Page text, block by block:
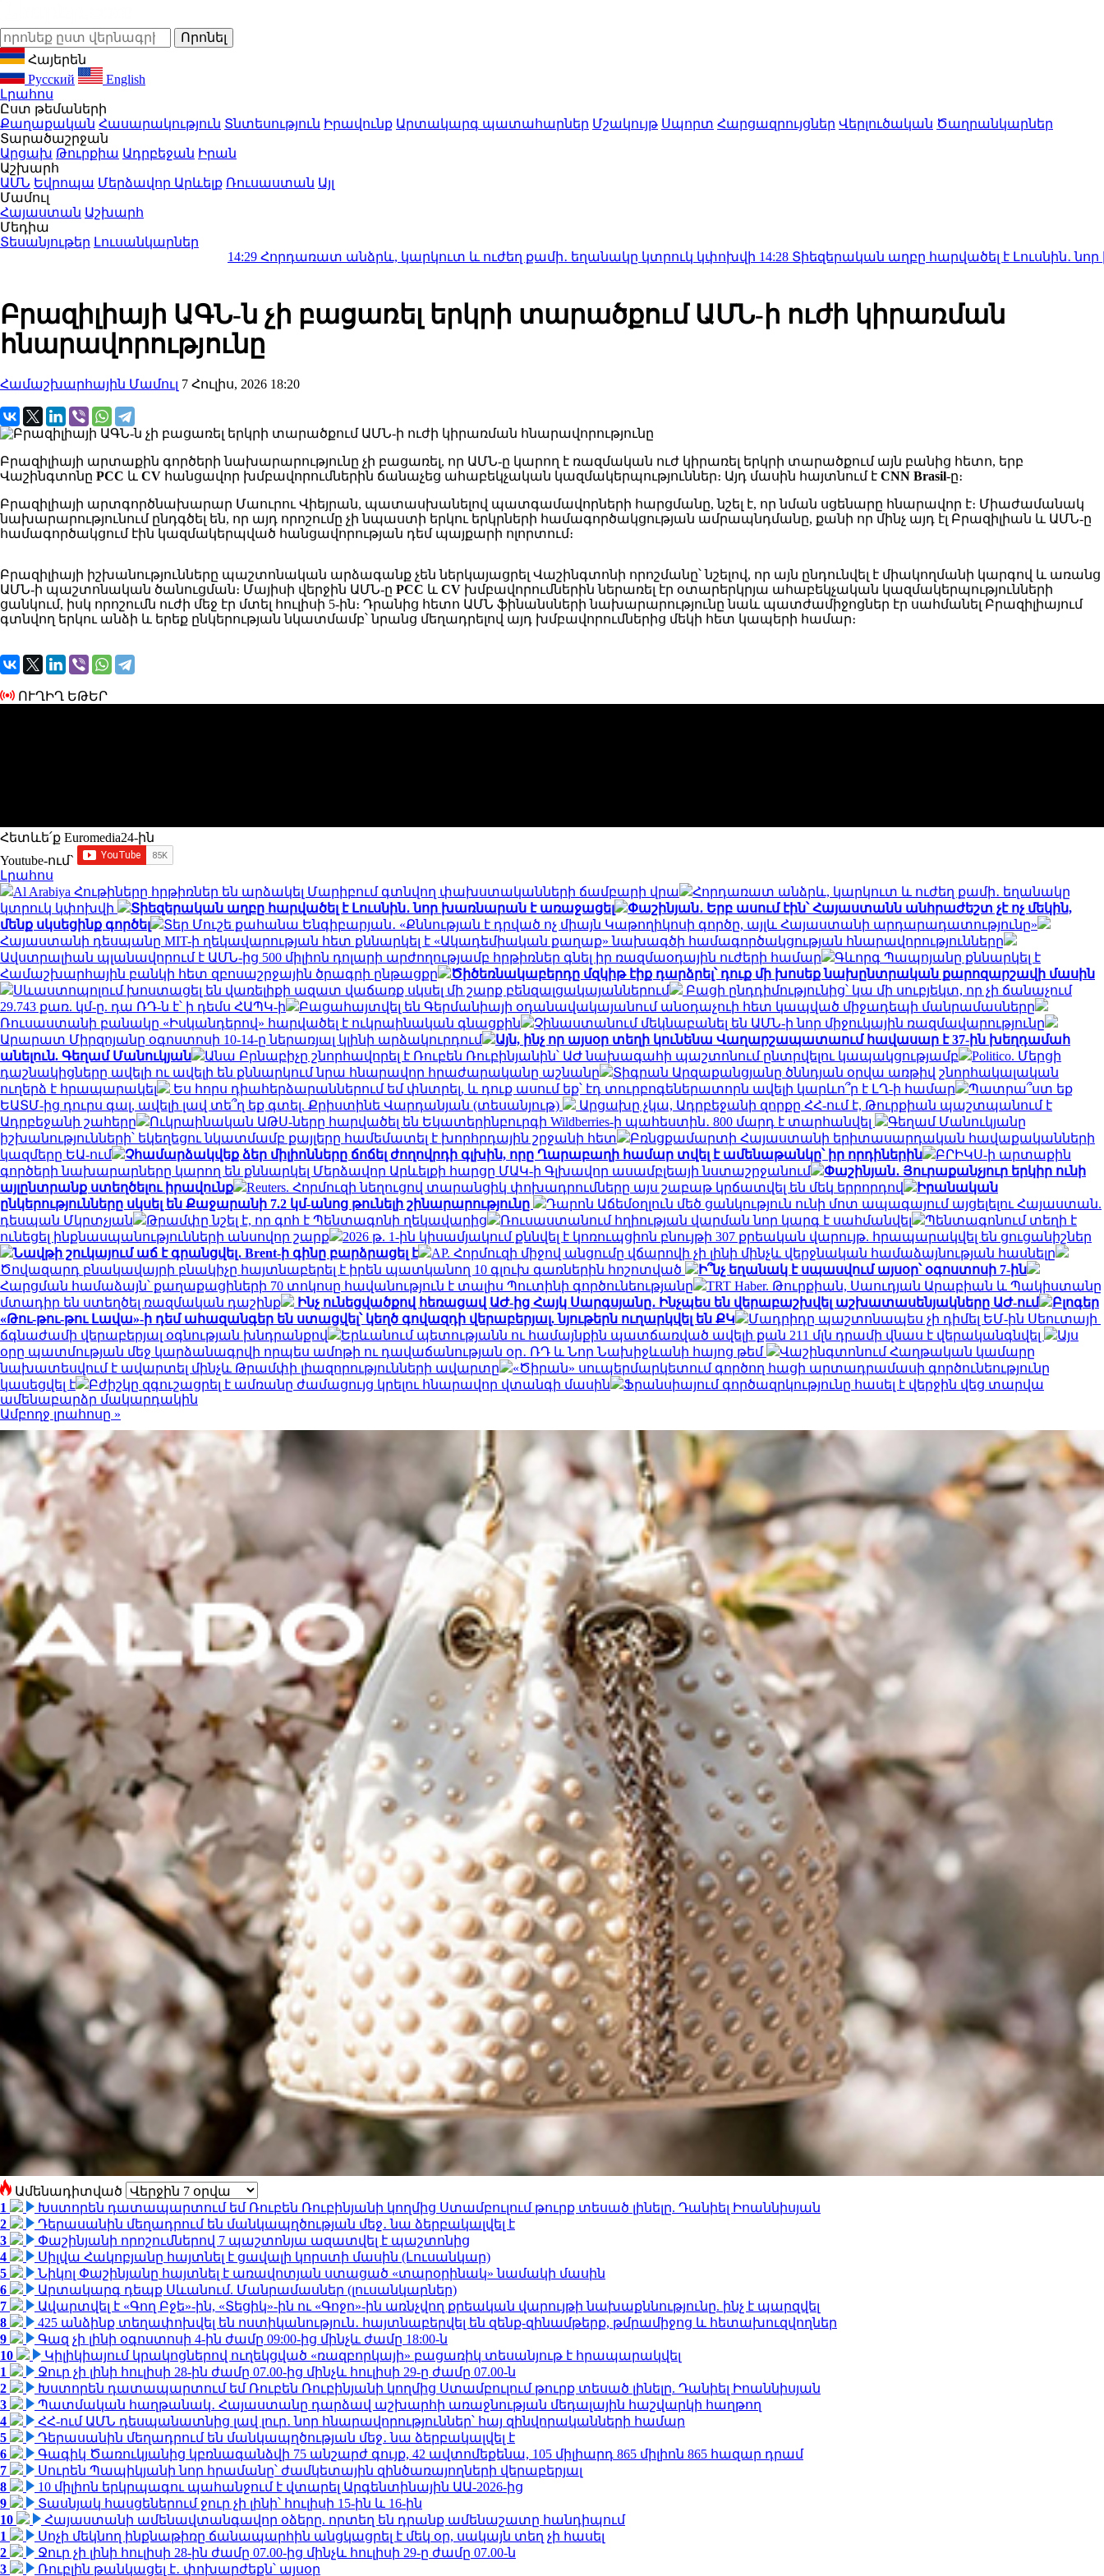
Հայերեն
Русский
English
Լրահոս
Ըստ թեմաների
Քաղաքական Հասարակություն Տնտեսություն Իրավունք Արտակարգ պատահարներ Մշակույթ Սպորտ Հարցազրույցներ Վերլուծական Ծաղրանկարներ
Տարածաշրջան
Արցախ Թուրքիա Ադրբեջան Իրան
Աշխարհ
ԱՄՆ Եվրոպա Մերձավոր Արևելք Ռուսաստան Այլ
Մամուլ
Հայաստան Աշխարհ
Մեդիա
Տեսանյութեր Լուսանկարներ
Հորդառատ անձրև, կարկուտ և ուժեղ քամի․ եղանակը կտրուկ կփոխվի14:28Տիեզերական աղբը հարվածել է Լուսնին․ նոր
Բրազիլիայի ԱԳՆ-ն չի բացառել երկրի տարածքում ԱՄՆ-ի ուժի կիրառման
հնարավորությունը
Համաշխարհային Մամուլ 7 Հուլիս, 2026 18:20
Բրազիլիայի արտաքին գործերի նախարարությունը չի բացառել, որ ԱՄՆ-ը կարող է ռազմական ուժ կիրառել երկրի տարածքում այն բանից հետո, երբ
Վաշինգտոնը PCC և CV հանցավոր խմբավորումներին ճանաչեց ահաբեկչական կազմակերպություններ։ Այդ մասին հայտնում է CNN Brasil-ը։
Բրազիլիայի արտգործնախարար Մաուրու Վիեյրան, պատասխանելով պատգամավորների հարցմանը, նշել է, որ նման սցենարը հնարավոր է։ Միաժամանակ
նախարարությունում ընդգծել են, որ այդ որոշումը չի նպաստի երկու երկրների համագործակցության ամրապնդմանը, քանի որ մինչ այդ էլ Բրազիլիան և ԱՄՆ-ը
համագործակցում էին կազմակերպված հանցավորության դեմ պայքարի ոլորտում։
Բրազիլիայի իշխանությունները պաշտոնական արձագանք չեն ներկայացրել Վաշինգտոնի որոշմանը՝ նշելով, որ այն ընդունվել է միակողմանի կարգով և առանց
ԱՄՆ-ի պաշտոնական ծանուցման։ Մայիսի վերջին ԱՄՆ-ը PCC և CV խմբավորումներին ներառել էր օտարերկրյա ահաբեկչական կազմակերպությունների
ցանկում, իսկ որոշումն ուժի մեջ էր մտել հուլիսի 5-ին։ Դրանից հետո ԱՄՆ ֆինանսների նախարարությունը նաև պատժամիջոցներ էր սահմանել Բրազիլիայում
գտնվող երկու անձի և երեք ընկերության նկատմամբ՝ նրանց մեղադրելով այդ խմբավորումներից մեկի հետ կապերի համար։
ՈՒՂԻՂ ԵԹԵՐ
Հետևե՛ք Euromedia24-ին
Youtube-ում`
Լրահոս
Al Arabiya Հութիները հրթիռներ են արձակել Մարիբում գտնվող փախստականների ճամբարի վրա
Հորդառատ անձրև, կարկուտ և ուժեղ քամի․ եղանակը
կտրուկ կփոխվի
Տիեզերական աղբը հարվածել է Լուսնին․ նոր խառնարան է առաջացել
Փաշինյան․ Երբ ասում էին՝ Հայաստանն անհրաժեշտ չէ ոչ մեկին,
մենք սկսեցինք գործել
Տեր Մուշե քահանա Ենգիբարյան․ «Քննության է դրված ոչ միայն Կաթողիկոսի գործը, այլև Հայաստանի արդարադատությունը»
Հայաստանի դեսպանը MIT-ի ղեկավարության հետ քննարկել է «Ակադեմիական քաղաք» նախագծի համագործակցության հնարավորությունները
Ավստրալիան պլանավորում է ԱՄՆ-ից 500 միլիոն դոլարի արժողությամբ հրթիռներ գնել իր ռազմաօդային ուժերի համար
Գևորգ Պապոյանը քննարկել է
Համաշխարհային բանկի հետ զբոսաշրջային ծրագրի ընթացքը
Ծիծեռնակաբերդը մզկիթ էիք դարձրել՝ դուք մի խոսեք նախընտրական քարոզարշավի մասին
Սևաստոպոլում խոստացել են վառելիքի ազատ վաճառք սկսել մի շարք բենզալցակայաններում
Բացի ընդդիմությունից՝ կա մի սուբյեկտ, որ չի ճանաչում
29.743 քառ. կմ-ը. դա ՌԴ-ն է՝ ի դեմս ՀԱՊԿ-ի
Բացահայտվել են Գերմանիայի օդանավակայանում անօդաչուի հետ կապված միջադեպի մանրամասները
Ռուսաստանի բանակը «Իսկանդերով» հարվածել է ուկրաինական գնացքին
Չինաստանում մեկնաբանել են ԱՄՆ-ի նոր միջուկային ռազմավարությունը
Արարատ Միրզոյանը օգոստոսի 10-14-ը ներառյալ կլինի արձակուրդում
Այն, ինչ որ այսօր տեղի կունենա Վաղարշապատաում հավասար է 37-ին խեղդամահ
անելուն. Գեղամ Մանուկյան
Անա Բրնաբիչը շնորհավորել է Ռուբեն Ռուբինյանին՝ ԱԺ նախագահի պաշտոնում ընտրվելու կապակցությամբ
Politico. Մերցի
դաշնակիցները ավելի ու ավելի են քննարկում նրա հնարավոր հրաժարականը աշնանը
Տիգրան Արզաքանցյանը ծննդյան օրվա առթիվ շնորհակալական
ուղերձ է հրապարակել
Ես հորս դիահերձարաններում եմ փնտրել, և դուք ասում եք՝ էդ տուրբոգեներատորն ավելի կարևո՞ր է ԼՂ-ի համար
Պատրա՞ստ եք
ԵԱՏՄ-ից դուրս գալ, ավելի լավ տե՞ղ եք գտել. Քրիստինե Վարդանյան (տեսանյութ)
Արցախը չկա, Ադրբեջանի զորքը ՀՀ-ում է, Թուրքիան պաշտպանում է
Ադրբեջանի շահերը
Ուկրաինական ԱԹՍ-ները հարվածել են Եկատերինբուրգի Wildberries-ի պահեստին․ 800 մարդ է տարհանվել
Գեղամ Մանուկյանը
իշխանությունների՝ եկեղեցու նկատմամբ քայլերը համեմատել է խորհրդային շրջանի հետ
Բռնցքամարտի Հայաստանի երիտասարդական հավաքականների
կազմերը ԵԱ-ում
Չհամարձակվեք ձեր միլիոնները ճոճել ժողովրդի գլխին, որը Ղարաբաղի համար տվել է ամենաթանկը՝ իր որդիներին
ԲՐԻԿՍ-ի արտաքին
գործերի նախարարները կարող են քննարկել Մերձավոր Արևելքի հարցը ՄԱԿ-ի Գլխավոր ասամբլեայի նստաշրջանում
Փաշինյան․ Յուրաքանչյուր երկիր ունի
այլընտրանք ստեղծելու իրավունք
Reuters. Հորմուզի նեղուցով տարանցիկ փոխադրումները այս շաբաթ կրճատվել են մեկ երրորդով
Իրանական
ընկերությունները սկսել են Քաջարանի 7.2 կմ-անոց թունելի շինարարությունը
Դարոն Աճեմօղլուն մեծ ցանկություն ունի մոտ ապագայում այցելելու Հայաստան.
դեսպան Մկրտչյան
Թրամփը նշել է, որ գոհ է Պենտագոնի ղեկավարից Ռուսաստանում հղիության վարման նոր կարգ է սահմանվել
Պենտագոնում տեղի է
ունեցել ինքնասպանությունների անսովոր շարք
2026 թ. 1-ին կիսամյակում քննվել է կոռուպցիոն բնույթի 307 քրեական վարույթ. հրապարակվել են ցուցանիշներ
Նավթի շուկայում աճ է գրանցվել․ Brent-ի գինը բարձրացել է
AP. Հորմուզի միջով անցումը վճարովի չի լինի մինչև վերջնական համաձայնության հասնելը
Ծովազարդ բնակավայրի բնակիչը հայտնաբերել է իրեն պատկանող 10 գլուխ գառներին հոշոտված
Ի՞նչ եղանակ է սպասվում այսօր՝ օգոստոսի 7-ին
Հարցման համաձայն՝ քաղաքացիների 70 տոկոսը հավանություն է տալիս Պուտինի գործունեությանը
TRT Haber. Թուրքիան, Սաուդյան Արաբիան և Պակիստանը
մտադիր են ստեղծել ռազմական դաշինք
Ինչ ունեցվածքով հեռացավ ԱԺ-ից Հայկ Սարգսյանը․ Ինչպես են վերաբաշխվել աշխատասենյակները ԱԺ-ում
Բլոգեր
«Թու-թու-թու Լավա»-ի դեմ ահազանգեր են ստացվել՝ կեղծ գովազդի վերաբերյալ. նյութերն ուղարկվել են ՔԿ
Մադրիդը պաշտոնապես չի դիմել ԵՄ-ին Սեուտայի ​​
ճգնաժամի վերաբերյալ օգնության խնդրանքով
Երևանում պետությանն ու համայնքին պատճառված ավելի քան 211 մլն դրամի վնաս է վերականգնվել
Այս
օրը պատմության մեջ կարձանագրվի որպես ամոթի ու դավաճանության օր․ ՌԴ և Նոր Նախիջևանի հայոց թեմ
Վաշինգտոնում Հաղթական կամարը
նախատեսվում է ավարտել մինչև Թրամփի լիազորությունների ավարտը
«Ծիրան» սուպերմարկետում գործող հացի արտադրամասի գործունեությունը
կասեցվել է
Բժիշկը զգուշացրել է ամռանը ժամացույց կրելու հնարավոր վտանգի մասին
Ֆրանսիայում գործազրկությունը հասել է վերջին վեց տարվա
ամենաբարձր մակարդակին
Ամբողջ լրահոսը »
Ամենադիտված
1
Խստորեն դատապարտում եմ Ռուբեն Ռուբինյանի կողմից Ստամբուլում թուրք տեսած լինելը. Դանիել Իոաննիսյան
2
Դերասանին մեղադրում են մանկապղծության մեջ․ նա ձերբակալվել է
3
Փաշինյանի որոշումներով 7 պաշտոնյա ազատվել է պաշտոնից
4
Սիլվա Հակոբյանը հայտնել է ցավալի կորստի մասին (Լուսանկար)
5
Նիկոլ Փաշինյանը հայտնել է առավոտյան ստացած «տարօրինակ» նամակի մասին
6
Արտակարգ դեպք Սևանում. Մանրամասներ (լուսանկարներ)
7
Ավարտվել է «Գող Բջե»-ին, «Տեցիկ»-ին ու «Գոջո»-ին առնչվող քրեական վարույթի նախաքննությունը. ինչ է պարզվել
8
425 անձինք տեղափոխվել են ոստիկանություն․ հայտնաբերվել են զենք-զինամթերք, թմրամիջոց և հետախուզվողներ
9
Գազ չի լինի օգոստոսի 4-ին ժամը 09:00-ից մինչև ժամը 18:00-ն
10
Կիլիկիայում կրակոցներով ուղեկցված «ռազբորկայի» բացառիկ տեսանյութ է հրապարակվել
1
Ջուր չի լինի հուլիսի 28-ին ժամը 07.00-ից մինչև հուլիսի 29-ը ժամը 07.00-ն
2
Խստորեն դատապարտում եմ Ռուբեն Ռուբինյանի կողմից Ստամբուլում թուրք տեսած լինելը. Դանիել Իոաննիսյան
3
Պատմական հաղթանակ․ Հայաստանը դարձավ աշխարհի առաջնության մեդալային հաշվարկի հաղթող
4
ՀՀ-ում ԱՄՆ դեսպանատնից լավ լուր․ նոր հնարավորություններ՝ հայ զինվորականների համար
5
Դերասանին մեղադրում են մանկապղծության մեջ․ նա ձերբակալվել է
6
Գագիկ Ծառուկյանից կբռնագանձվի 75 անշարժ գույք, 42 ավտոմեքենա, 105 միլիարդ 865 միլիոն 865 հազար դրամ
7
Սուրեն Պապիկյանի նոր հրամանը՝ ժամկետային զինծառայողների վերաբերյալ
8
10 միլիոն երկրպագու պահանջում է վտարել Արգենտինային ԱԱ-2026-ից
9
Տասնյակ հասցեներում ջուր չի լինի՝ հուլիսի 15-ին և 16-ին
10
Հայաստանի ամենավտանգավոր օձերը. որտեղ են դրանք ամենաշատը հանդիպում
1
Սոչի մեկնող ինքնաթիռը ճանապարհին անցկացրել է մեկ օր, սակայն տեղ չի հասել
2
Ջուր չի լինի հուլիսի 28-ին ժամը 07.00-ից մինչև հուլիսի 29-ը ժամը 07.00-ն
3
Ռուբլին թանկացել է․ փոխարժեքն՝ այսօր